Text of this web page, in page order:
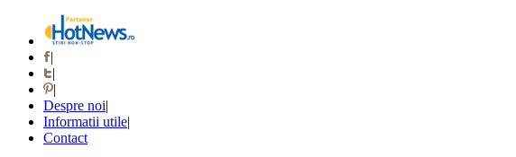
|
|
|
Despre noi|
Informatii utile|
Contact